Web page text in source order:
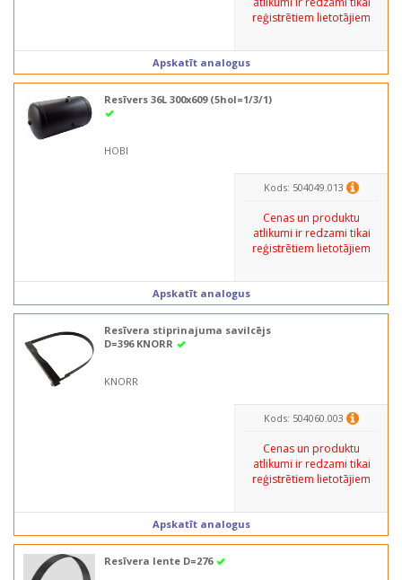
reģistrētiem lietotājiem
Apskatīt analogus
Resīvers 36L 300x609 (5hol=1/3/1)
HOBI
Kods: 504049.013
Cenas un produktu
atlikumi ir redzami tikai
reģistrētiem lietotājiem
Apskatīt analogus
Resīvera stiprinajuma savilcējs
D=396 KNORR
KNORR
Kods: 504060.003
Cenas un produktu
atlikumi ir redzami tikai
reģistrētiem lietotājiem
Apskatīt analogus
Resīvera lente D=276